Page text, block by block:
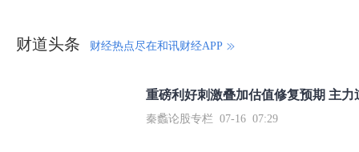
财道头条 财经热点尽在和讯财经APP
秦蠡论股专栏 07-16 07:29